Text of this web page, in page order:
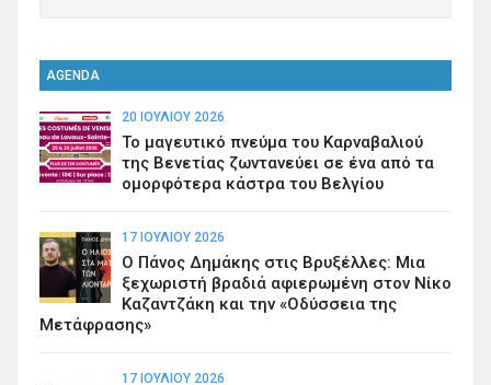
AGENDA
20 ΙΟΥΛΊΟΥ 2026
Το μαγευτικό πνεύμα του Καρναβαλιού
της Βενετίας ζωντανεύει σε ένα από τα
ομορφότερα κάστρα του Βελγίου
17 ΙΟΥΛΊΟΥ 2026
Ο Πάνος Δημάκης στις Βρυξέλλες: Μια
ξεχωριστή βραδιά αφιερωμένη στον Νίκο
Καζαντζάκη και την «Οδύσσεια της
Μετάφρασης»
17 ΙΟΥΛΊΟΥ 2026